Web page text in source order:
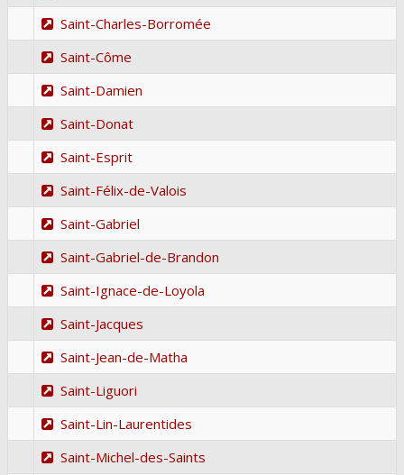
Saint-Charles-Borromée
Saint-Côme
Saint-Damien
Saint-Donat
Saint-Esprit
Saint-Félix-de-Valois
Saint-Gabriel
Saint-Gabriel-de-Brandon
Saint-Ignace-de-Loyola
Saint-Jacques
Saint-Jean-de-Matha
Saint-Liguori
Saint-Lin-Laurentides
Saint-Michel-des-Saints